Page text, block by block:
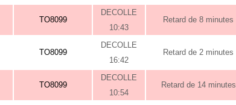
TO8099
DECOLLE
10:43
Retard de 8 minutes
TO8099
DECOLLE
16:42
Retard de 2 minutes
TO8099
DECOLLE
10:54
Retard de 14 minutes